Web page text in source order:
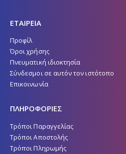
ΕΤΑΙΡΕΙΑ
Προφίλ
Όροι χρήσης
Πνευματική ιδιοκτησία
Σύνδεσμοι σε αυτόν τον ιστότοπο
Επικοινωνία
ΠΛΗΡΟΦΟΡΙΕΣ
Τρόποι Παραγγελίας
Τρόποι Αποστολής
Τρόποι Πληρωμής